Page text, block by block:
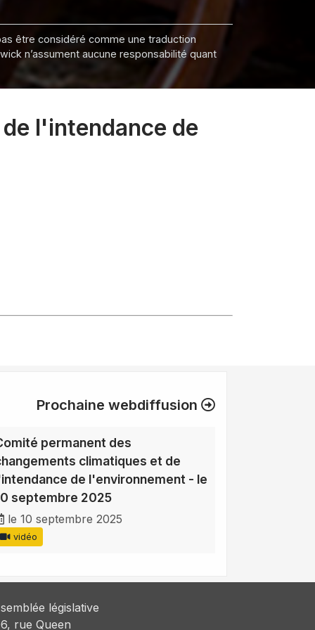
être considéré comme une traduction
n’assument aucune responsabilité quant
l'intendance de
Prochaine webdiffusion
permanent des
climatiques et de
de l'environnement - le
septembre 2025
le 10 septembre 2025
vidéo
législative
rue Queen